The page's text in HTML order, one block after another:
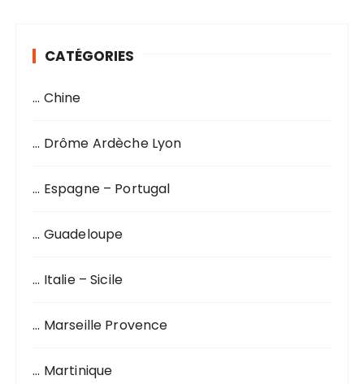
CATÉGORIES
… Chine
… Drôme Ardèche Lyon
… Espagne – Portugal
… Guadeloupe
… Italie – Sicile
… Marseille Provence
… Martinique